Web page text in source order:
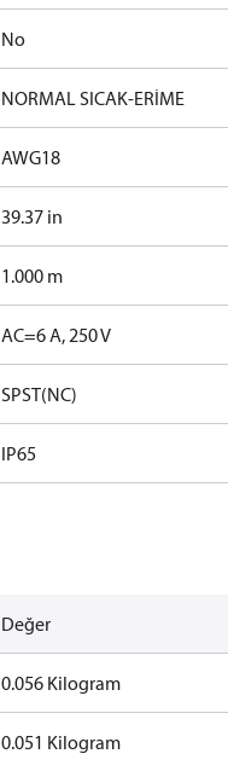
No
NORMAL SICAK-ERİME
AWG18
39.37 in
1.000 m
AC=6 A, 250 V
SPST(NC)
IP65
Değer
0.056 Kilogram
0.051 Kilogram